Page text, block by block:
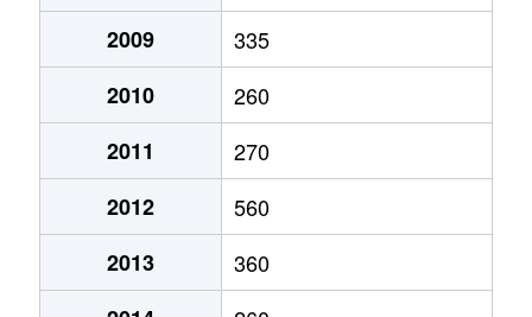
2009
335
2010
260
2011
270
2012
560
2013
360